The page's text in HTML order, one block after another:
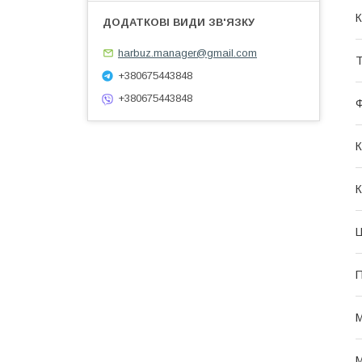
harbuz.manager@gmail.com
+380675443848
+380675443848